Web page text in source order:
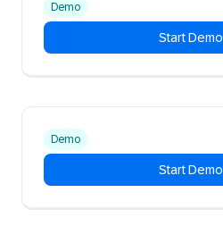
Demo
Start Demo
Demo
Start Demo